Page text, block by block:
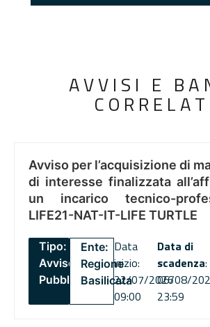
AVVISI E
Avviso per l’acquisizione di
di interesse finalizzata
un incarico tecnico-
LIFE21-NAT-IT-LIFE TURTLE
Tipo:
Avviso
Pubblico
Ente:
Regione
Basilicata
Data
inizio:
22/07/2026
09:00
Data di
scadenza:
06/08/
23:59